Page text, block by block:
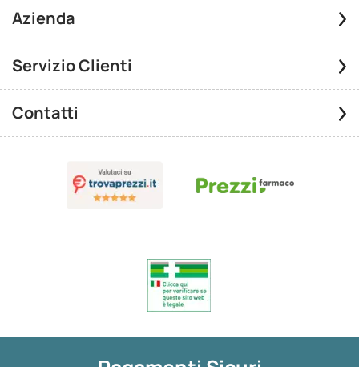
Azienda
Servizio Clienti
Contatti